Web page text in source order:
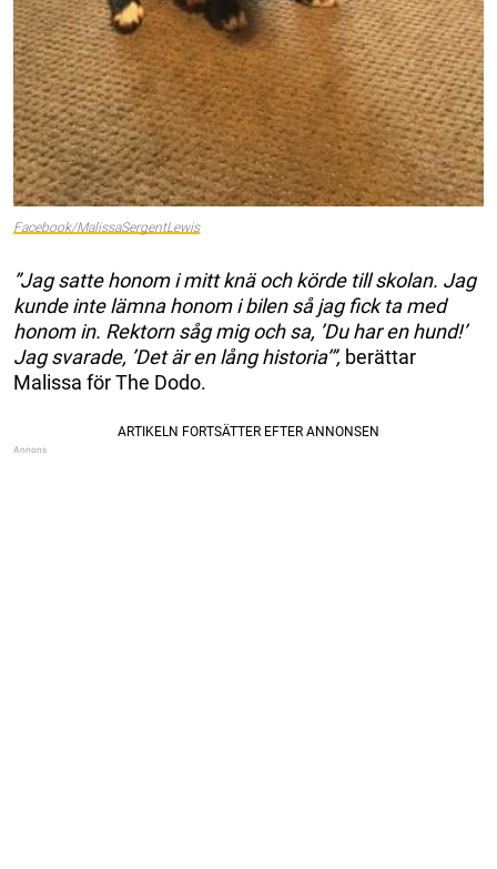
Facebook/MalissaSergentLewis
”Jag satte honom i mitt knä och körde till skolan. Jag
kunde inte lämna honom i bilen så jag fick ta med
honom in. Rektorn såg mig och sa, ’Du har en hund!’
Jag svarade, ’Det är en lång historia’”, berättar
Malissa för The Dodo.